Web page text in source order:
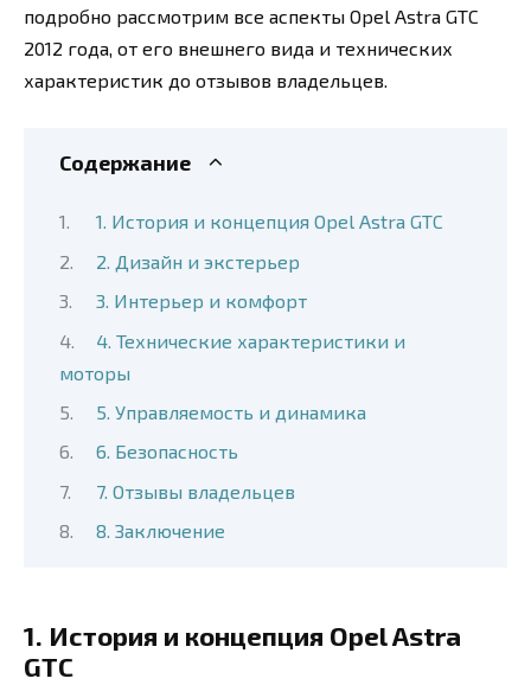
подробно рассмотрим все аспекты Opel Astra GTC
2012 года, от его внешнего вида и технических
характеристик до отзывов владельцев.
Содержание
1. История и концепция Opel Astra GTC
2. Дизайн и экстерьер
3. Интерьер и комфорт
4. Технические характеристики и
моторы
5. Управляемость и динамика
6. Безопасность
7. Отзывы владельцев
8. Заключение
1. История и концепция Opel Astra
GTC